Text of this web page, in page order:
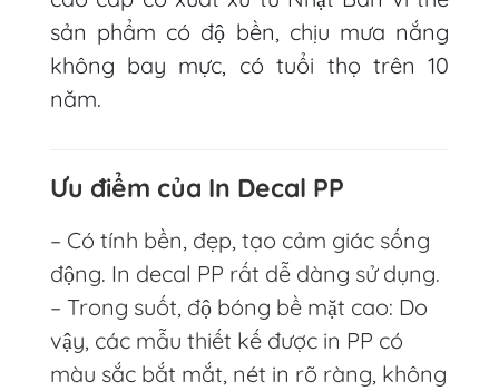
sản phẩm có độ bền, chịu mưa nắng
không bay mực, có tuổi thọ trên 10
năm.
Ưu điểm của In Decal PP
– Có tính bền, đẹp, tạo cảm giác sống
động. In decal PP rất dễ dàng sử dụng.
– Trong suốt, độ bóng bề mặt cao: Do
vậy, các mẫu thiết kế được in PP có
màu sắc bắt mắt, nét in rõ ràng, không